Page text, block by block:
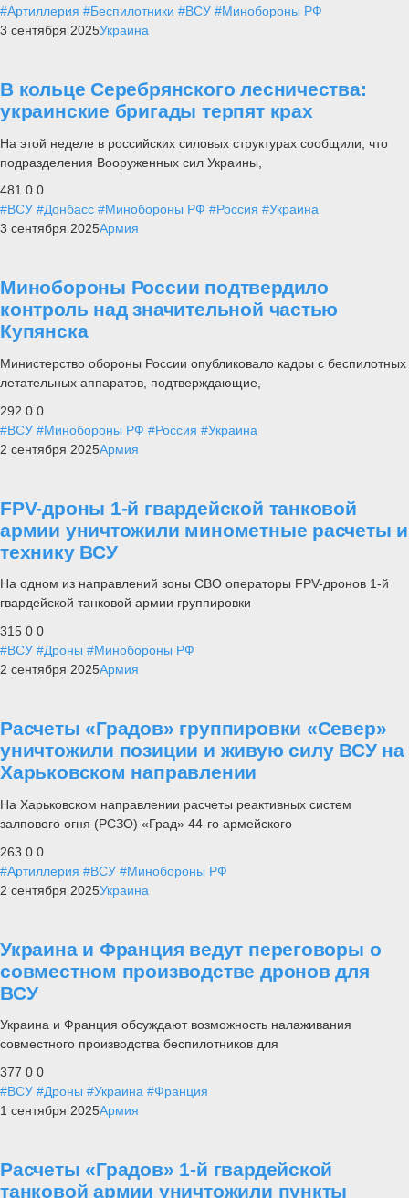
#Артиллерия #Беспилотники #ВСУ #Минобороны РФ
3 сентября 2025Украина
В кольце Серебрянского лесничества:
украинские бригады терпят крах
На этой неделе в российских силовых структурах сообщили, что
подразделения Вооруженных сил Украины,
481 0 0
#ВСУ #Донбасс #Минобороны РФ #Россия #Украина
3 сентября 2025Армия
Минобороны России подтвердило
контроль над значительной частью
Купянска
Министерство обороны России опубликовало кадры с беспилотных
летательных аппаратов, подтверждающие,
292 0 0
#ВСУ #Минобороны РФ #Россия #Украина
2 сентября 2025Армия
FPV-дроны 1-й гвардейской танковой
армии уничтожили минометные расчеты и
технику ВСУ
На одном из направлений зоны СВО операторы FPV-дронов 1-й
гвардейской танковой армии группировки
315 0 0
#ВСУ #Дроны #Минобороны РФ
2 сентября 2025Армия
Расчеты «Градов» группировки «Север»
уничтожили позиции и живую силу ВСУ на
Харьковском направлении
На Харьковском направлении расчеты реактивных систем
залпового огня (РСЗО) «Град» 44-го армейского
263 0 0
#Артиллерия #ВСУ #Минобороны РФ
2 сентября 2025Украина
Украина и Франция ведут переговоры о
совместном производстве дронов для
ВСУ
Украина и Франция обсуждают возможность налаживания
совместного производства беспилотников для
377 0 0
#ВСУ #Дроны #Украина #Франция
1 сентября 2025Армия
Расчеты «Градов» 1-й гвардейской
танковой армии уничтожили пункты